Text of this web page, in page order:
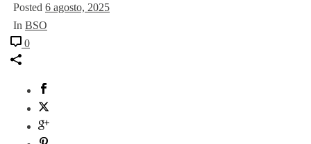
Posted 6 agosto, 2025
In BSO
0